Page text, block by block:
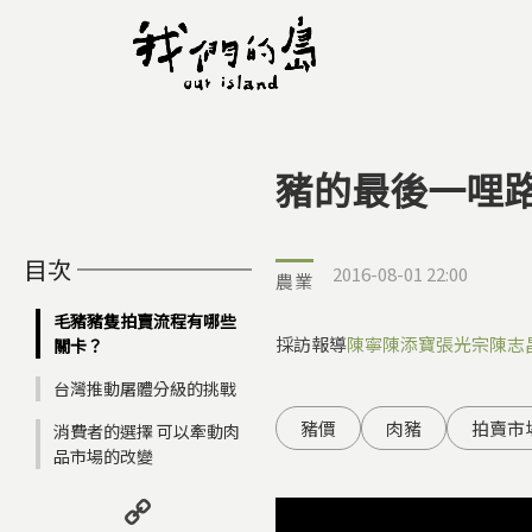
您在這裡
豬的最後一哩
目次
毛豬豬隻拍賣流程有哪些
關卡？
台灣推動屠體分級的挑戰
消費者的選擇 可以牽動肉
品市場的改變
農業 2016-08-01 22:00
採訪報導陳寧陳添寶張光宗陳志
豬價 肉豬 拍賣市